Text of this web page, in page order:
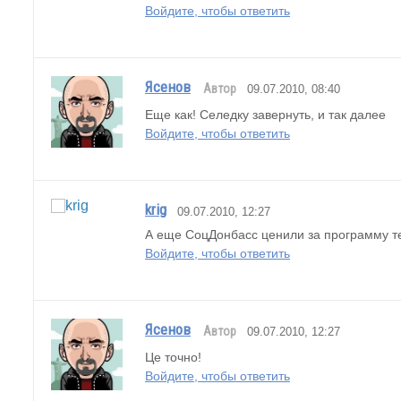
Войдите, чтобы ответить
Ясенов Автор 09.07.2010, 08:40
Еще как! Селедку завернуть, и так далее
Войдите, чтобы ответить
krig 09.07.2010, 12:27
А еще СоцДонбасс ценили за программу
Войдите, чтобы ответить
Ясенов Автор 09.07.2010, 12:27
Це точно!
Войдите, чтобы ответить